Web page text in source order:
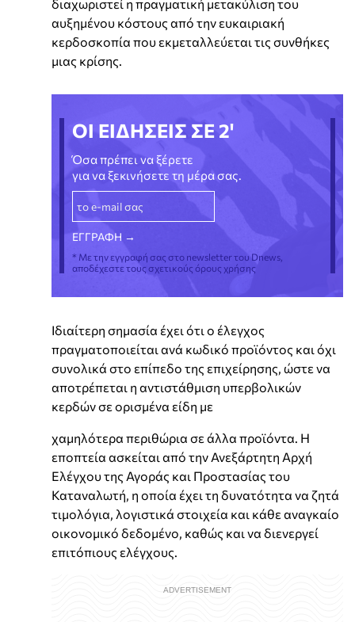
διαχωριστεί η πραγματική μετακύλιση του
αυξημένου κόστους από την ευκαιριακή
κερδοσκοπία που εκμεταλλεύεται τις συνθήκες
μιας κρίσης.
ΟΙ ΕΙΔΗΣΕΙΣ ΣΕ 2'
Όσα πρέπει να ξέρετε
για να ξεκινήσετε τη μέρα σας.
* Με την εγγραφή σας στο newsletter του Dnews,
αποδέχεστε τους σχετικούς όρους χρήσης
Ιδιαίτερη σημασία έχει ότι ο έλεγχος
πραγματοποιείται ανά κωδικό προϊόντος και όχι
συνολικά στο επίπεδο της επιχείρησης, ώστε να
αποτρέπεται η αντιστάθμιση υπερβολικών
κερδών σε ορισμένα είδη με
χαμηλότερα περιθώρια σε άλλα προϊόντα. Η
εποπτεία ασκείται από την Ανεξάρτητη Αρχή
Ελέγχου της Αγοράς και Προστασίας του
Καταναλωτή, η οποία έχει τη δυνατότητα να ζητά
τιμολόγια, λογιστικά στοιχεία και κάθε αναγκαίο
οικονομικό δεδομένο, καθώς και να διενεργεί
επιτόπιους ελέγχους.